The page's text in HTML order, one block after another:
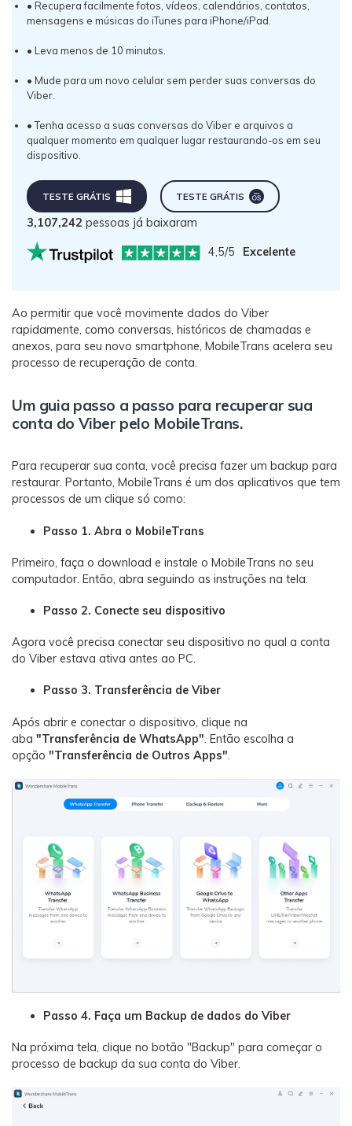
• Recupera facilmente fotos, vídeos, calendários, contatos,
mensagens e músicas do iTunes para iPhone/iPad.
• Leva menos de 10 minutos.
• Mude para um novo celular sem perder suas conversas do
Viber
• Tenha acesso a suas conversas do Viber e arquivos a
qualquer momento em qualquer lugar restaurando-os em seu
dispositivo.
TESTE GRÁTIS TESTE GRÁTIS
3,107,242 pessoas já baixaram
4,5/5 Excelente
Ao permitir que você movimente dados do Viber
rapidamente, como conversas, históricos de chamadas e
anexos, para seu novo smartphone, MobileTrans acelera seu
processo de recuperação de conta.
Um guia passo a passo para recuperar sua
conta do Viber pelo MobileTrans.
Para recuperar sua conta, você precisa fazer um backup para
restaurar. Portanto, MobileTrans é um dos aplicativos que tem
processos de um clique só como:
Passo 1. Abra o MobileTrans
Primeiro, faça o download e instale o MobileTrans no seu
computador. Então, abra seguindo as instruções na tela.
Passo 2. Conecte seu dispositivo
Agora você precisa conectar seu dispositivo no qual a conta
do Viber estava ativa antes ao PC.
Passo 3. Transferência de Viber
Após abrir e conectar o dispositivo, clique na
aba "Transferência de WhatsApp" . Então escolha a
opção "Transferência de Outros Apps"
Passo 4. Faça um Backup de dados do Viber
Na próxima tela, clique no botão "Backup" para começar o
processo de backup da sua conta do Viber.